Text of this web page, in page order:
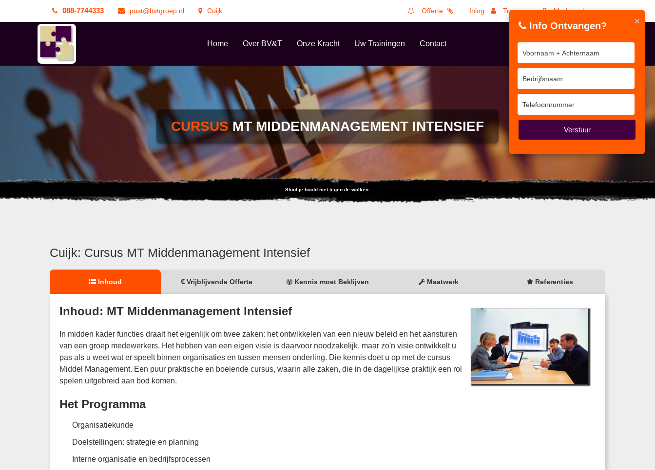
088-7744333 post@bvtgroep.nl Cuijk Offerte Inlog: Trainers Medewerkers
Home Over BV&T Onze Kracht Uw Trainingen Contact
CURSUSMT MIDDENMANAGEMENT INTENSIEF
Stoot je hoofd niet tegen de wolken.
Cuijk: Cursus MT Middenmanagement Intensief
Inhoud Vrijblijvende Offerte Kennis moet Beklijven Maatwerk Referenties
Inhoud: MT Middenmanagement Intensief
In midden kader functies draait het eigenlijk om twee zaken: het ontwikkelen van een nieuw beleid en het aansturen
van een groep medewerkers. Het hebben van een eigen visie is daarvoor noodzakelijk, maar zo'n visie ontwikkelt u
pas als u weet wat er speelt binnen organisaties en tussen mensen onderling. Die kennis doet u op met de cursus
Middel Management. Een puur praktische en boeiende cursus, waarin alle zaken, die in de dagelijkse praktijk een rol
spelen uitgebreid aan bod komen.
Het Programma
Organisatiekunde
Doelstellingen: strategie en planning
Interne organisatie en bedrijfsprocessen
×
Info Ontvangen?
Verstuur